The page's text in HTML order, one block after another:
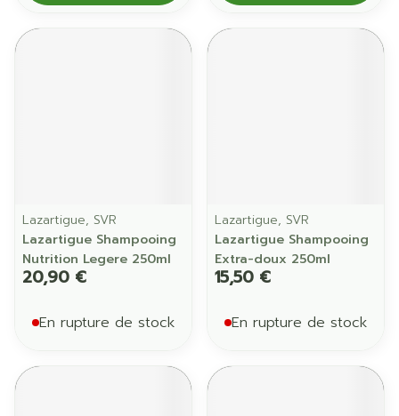
Lazartigue, SVR
Lazartigue Shampooing
Nutrition Legere 250ml
20,90 €
En rupture de stock
Lazartigue, SVR
Lazartigue Shampooing
Extra-doux 250ml
15,50 €
En rupture de stock